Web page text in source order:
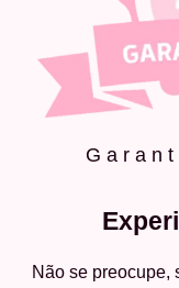
Não se preocupe,